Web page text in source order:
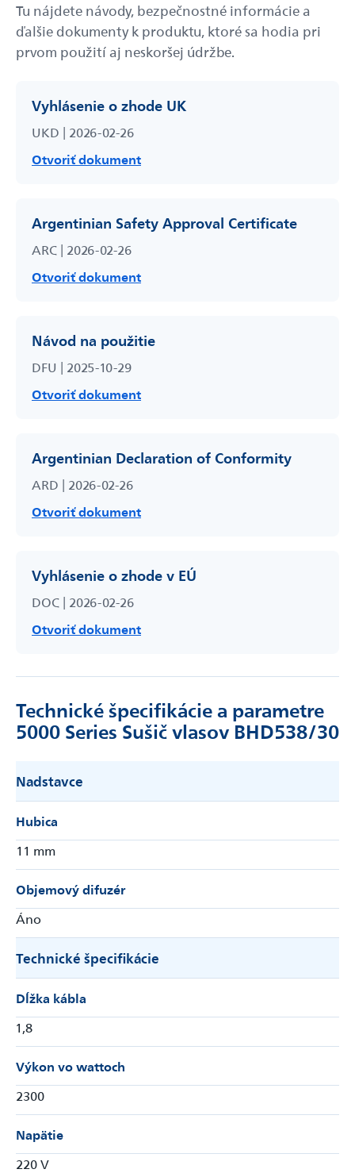
Tu nájdete návody, bezpečnostné informácie a
ďalšie dokumenty k produktu, ktoré sa hodia pri
prvom použití aj neskoršej údržbe.
Vyhlásenie o zhode UK
UKD | 2026-02-26
Otvoriť dokument
Argentinian Safety Approval Certificate
ARC | 2026-02-26
Otvoriť dokument
Návod na použitie
DFU | 2025-10-29
Otvoriť dokument
Argentinian Declaration of Conformity
ARD | 2026-02-26
Otvoriť dokument
Vyhlásenie o zhode v EÚ
DOC | 2026-02-26
Otvoriť dokument
Technické špecifikácie a parametre
5000 Series Sušič vlasov BHD538/30
Nadstavce
Hubica
11 mm
Objemový difuzér
Áno
Technické špecifikácie
Dĺžka kábla
1,8
Výkon vo wattoch
2300
Napätie
220 V
Powered by chaterimo